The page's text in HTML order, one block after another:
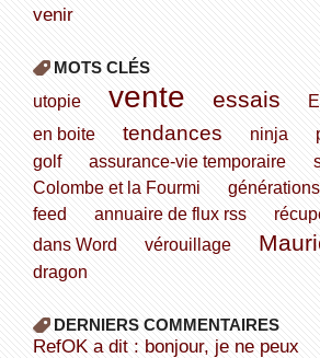
venir
MOTS CLÉS
utopie vente essais
en boite
tendances ninja
golf
assurance-vie temporaire
Colombe et la Fourmi
générations
feed
annuaire de flux rss
dans Word
vérouillage
dragon
DERNIERS COMMENTAIRES
refOK a dit : bonjour, je ne peux